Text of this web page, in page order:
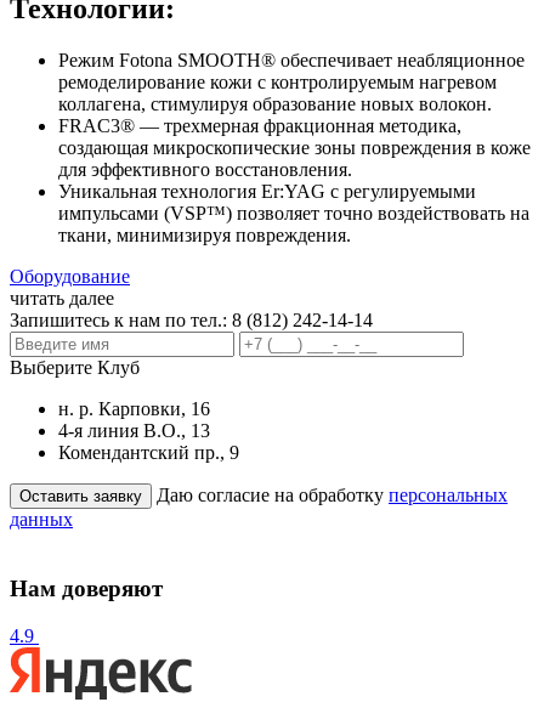
Технологии:
Режим Fotona SMOOTH® обеспечивает неабляционное
ремоделирование кожи с контролируемым нагревом
коллагена, стимулируя образование новых волокон.
FRAC3® — трехмерная фракционная методика,
создающая микроскопические зоны повреждения в коже
для эффективного восстановления.
Уникальная технология Er:YAG с регулируемыми
импульсами (VSP™) позволяет точно воздействовать на
ткани, минимизируя повреждения.
Оборудование
читать далее
Запишитесь к нам по тел.: 8 (812) 242-14-14
Выберите Клуб
н. р. Карповки, 16
4-я линия В.О., 13
Комендантский пр., 9
Даю согласие на обработку персональных
данных
Нам доверяют
4.9